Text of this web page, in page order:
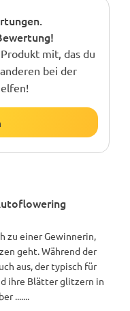
mit, das du
bei der
zu einer Gewinnerin,
geht. Während der
aus, der typisch für
ihre Blätter glitzern in
.......